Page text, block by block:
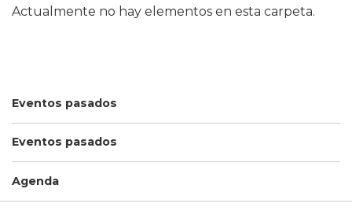
Eventos pasados
Eventos pasados
Agenda
Actualmente no hay elementos en esta carpeta.